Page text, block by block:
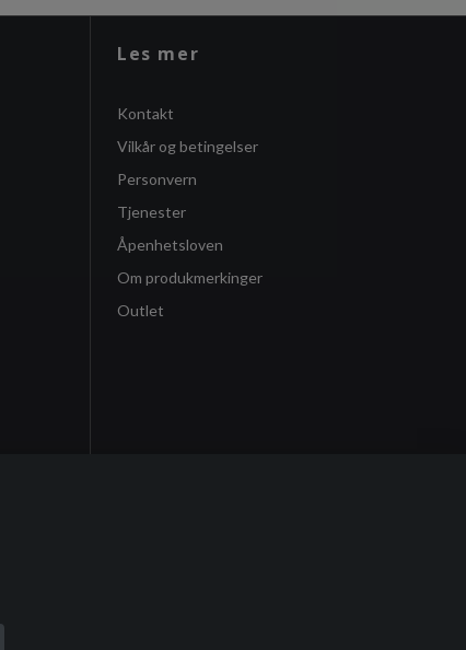
Les mer
Kontakt
Vilkår og betingelser
Personvern
Tjenester
Åpenhetsloven
Om produkmerkinger
Outlet